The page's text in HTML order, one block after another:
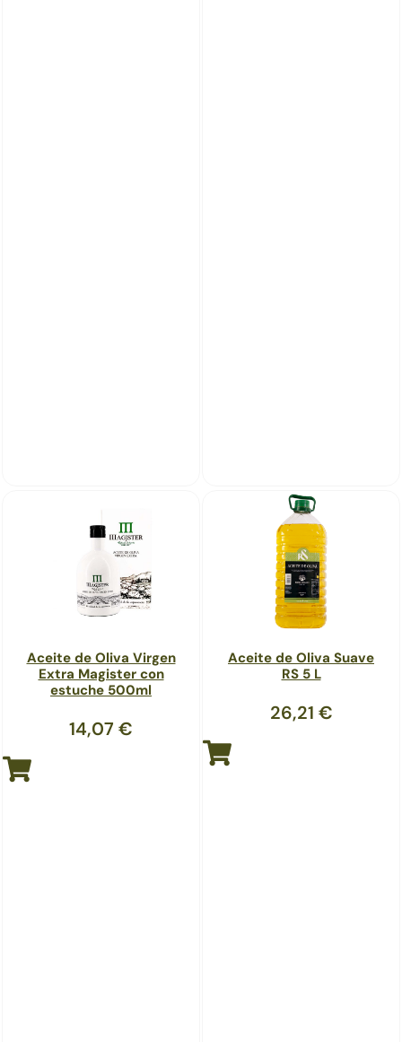
Aceite de Oliva Virgen
Extra Magister con
estuche 500ml
14,07 €
Aceite de Oliva Suave
RS 5 L
26,21 €